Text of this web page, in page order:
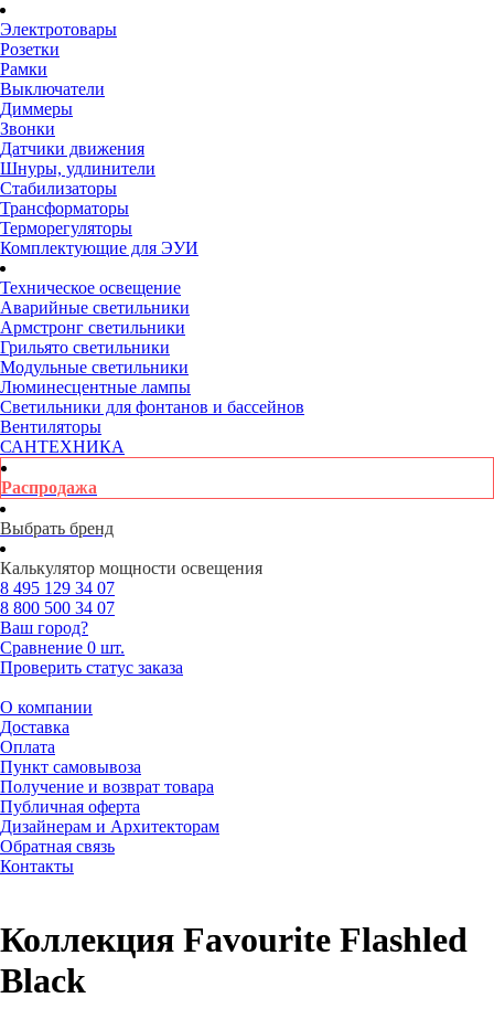
Электротовары
Розетки
Рамки
Выключатели
Диммеры
Звонки
Датчики движения
Шнуры, удлинители
Стабилизаторы
Трансформаторы
Терморегуляторы
Комплектующие для ЭУИ
Техническое освещение
Аварийные светильники
Армстронг светильники
Грильято светильники
Модульные светильники
Люминесцентные лампы
Светильники для фонтанов и бассейнов
Вентиляторы
САНТЕХНИКА
Распродажа
Выбрать бренд
Калькулятор мощности освещения
8 495 129 34 07
8 800 500 34 07
Ваш город?
Сравнение 0 шт.
Проверить статус заказа
О компании
Доставка
Оплата
Пункт самовывоза
Получение и возврат товара
Публичная оферта
Дизайнерам и Архитекторам
Обратная связь
Контакты
Коллекция Favourite Flashled
Black